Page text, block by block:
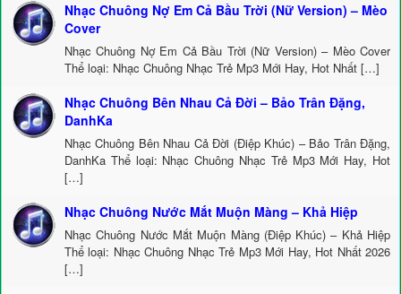
Nhạc Chuông Nợ Em Cả Bầu Trời (Nữ Version) – Mèo
Cover
Nhạc Chuông Nợ Em Cả Bầu Trời (Nữ Version) – Mèo Cover
Thể loại: Nhạc Chuông Nhạc Trẻ Mp3 Mới Hay, Hot Nhất […]
Nhạc Chuông Bên Nhau Cả Đời – Bảo Trân Đặng,
DanhKa
Nhạc Chuông Bên Nhau Cả Đời (Điệp Khúc) – Bảo Trân Đặng,
DanhKa Thể loại: Nhạc Chuông Nhạc Trẻ Mp3 Mới Hay, Hot
[…]
Nhạc Chuông Nước Mắt Muộn Màng – Khả Hiệp
Nhạc Chuông Nước Mắt Muộn Màng (Điệp Khúc) – Khả Hiệp
Thể loại: Nhạc Chuông Nhạc Trẻ Mp3 Mới Hay, Hot Nhất 2026
[…]